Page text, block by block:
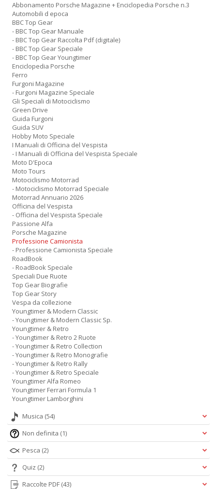
Abbonamento Porsche Magazine + Enciclopedia Porsche n.3
Automobili d epoca
BBC Top Gear
- BBC Top Gear Manuale
- BBC Top Gear Raccolta Pdf (digitale)
- BBC Top Gear Speciale
- BBC Top Gear Youngtimer
Enciclopedia Porsche
Ferro
Furgoni Magazine
- Furgoni Magazine Speciale
Gli Speciali di Motociclismo
Green Drive
Guida Furgoni
Guida SUV
Hobby Moto Speciale
I Manuali di Officina del Vespista
- I Manuali di Officina del Vespista Speciale
Moto D'Epoca
Moto Tours
Motociclismo Motorrad
- Motociclismo Motorrad Speciale
Motorrad Annuario 2026
Officina del Vespista
- Officina del Vespista Speciale
Passione Alfa
Porsche Magazine
Professione Camionista
- Professione Camionista Speciale
RoadBook
- RoadBook Speciale
Speciali Due Ruote
Top Gear Biografie
Top Gear Story
Vespa da collezione
Youngtimer & Modern Classic
- Youngtimer & Modern Classic Sp.
Youngtimer & Retro
- Youngtimer & Retro 2 Ruote
- Youngtimer & Retro Collection
- Youngtimer & Retro Monografie
- Youngtimer & Retro Rally
- Youngtimer & Retro Speciale
Youngtimer Alfa Romeo
Youngtimer Ferrari Formula 1
Youngtimer Lamborghini
Musica (54)
Non definita (1)
Pesca (2)
Quiz (2)
Raccolte PDF (43)